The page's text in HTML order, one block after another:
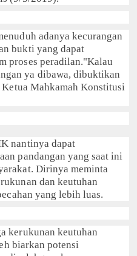
adanya kecurangan
bukti yang dapat
proses peradilan."Kalau
ya dibawa, dibuktikan
Mahkamah Konstitusi
nantinya dapat
pandangan yang saat ini
Dirinya meminta
dan keutuhan
yang lebih luas.
kerukunan keutuhan
biarkan potensi